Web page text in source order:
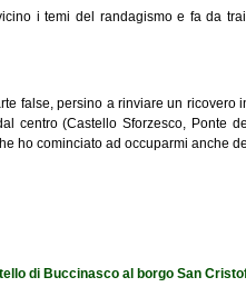
i temi del randagismo e fa da
false, persino a rinviare un
centro (Castello Sforzesco,
ho cominciato ad occuparmi anche
di Buccinasco al borgo San